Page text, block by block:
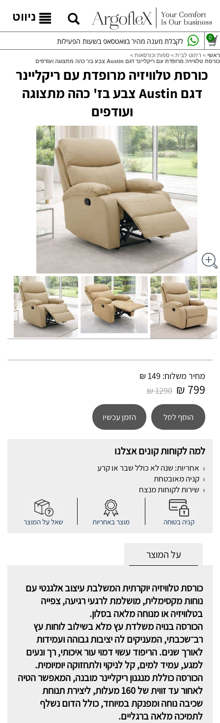
ניווט
לקבלת מענה מהיר בוואטסאפ בשעות הפעילות 0
ראשי > ריהוט לבית > ספות וכורסאות >
כורסת טלוויזיה מרופדת עם ריקליינר דגם Austin צבע בז' כהה מתצוגה ועודפים
כורסת טלוויזיה מרופדת עם ריקליינר
דגם Austin צבע בז' כהה מתצוגה
ועודפים
מחיר משלוח: 149 ₪
799 ₪
1290 ₪
הוסף לסל הזמן עכשיו
למה לקוחות קונים אצלנו
אחריות: שנה לא כולל שבר או קרע
קניה מאובטחת
שירות לקוחות מנצח
קניה בטוחה מוצר באחריות שאל על המוצר
על המוצר
כורסת טלוויזיה יוקרתית המשלבת עיצוב אלגנטי עם
נוחות מקסימלית, מושלמת לרגעי רגיעה, צפייה
בטלוויזיה או מנוחה מלאה בסלון.
הכורסה בנויה משלדת עץ מלא בשילוב לוחות עץ
רב־שכבתי, המעניקים לה יציבות גבוהה ועמידות
לאורך שנים. הריפוד עשוי דמוי עור איכותי, רך ונעים
למגע, עמיד למים, קל לניקוי ולתחזוקה יומיומית.
הכורסה כוללת מנגנון ריקליינר מובנה, המאפשר הטיה
לאחור עד זווית של 160 מעלות, ליצירת תנוחת
שכיבה נוחה ומפנקת במיוחד, כולל הדום נשלף
לתמיכה מלאה ברגליים.